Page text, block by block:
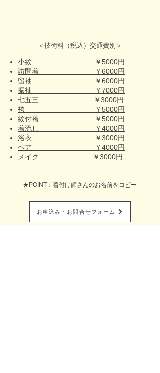
＜技術料（税込）交通費別＞
小紋 ￥5000円
訪問着 ￥6000円
留袖 ￥6000円
振袖 ￥7000円
七五三 ￥3000円
袴 ￥5000円
紋付袴 ￥5000円
着流し ￥4000円
浴衣 ￥3000円
ヘア ￥4000円
メイク ￥3000円
★POINT：着付け師さんのお名前をコピー
お申込み・お問合せフォーム